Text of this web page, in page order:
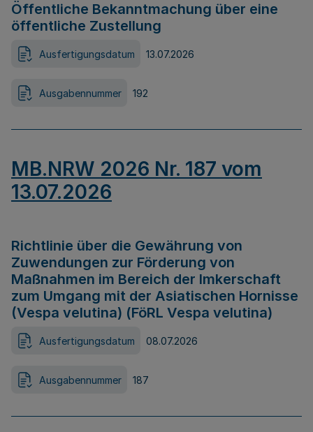
Öffentliche Bekanntmachung über eine
öffentliche Zustellung
Ausfertigungsdatum 13.07.2026
Ausgabennummer 192
MB.NRW 2026 Nr. 187 vom
13.07.2026
Richtlinie über die Gewährung von
Zuwendungen zur Förderung von
Maßnahmen im Bereich der Imkerschaft
zum Umgang mit der Asiatischen Hornisse
(Vespa velutina) (FöRL Vespa velutina)
Ausfertigungsdatum 08.07.2026
Ausgabennummer 187